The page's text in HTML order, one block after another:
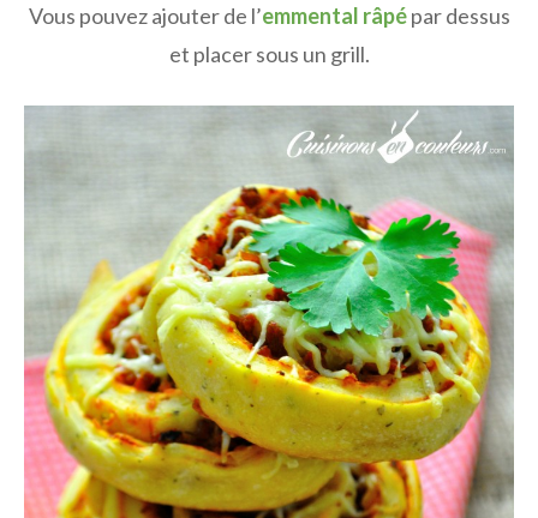
Vous pouvez ajouter de l’emmental râpépar dessus
et placer sous un grill.